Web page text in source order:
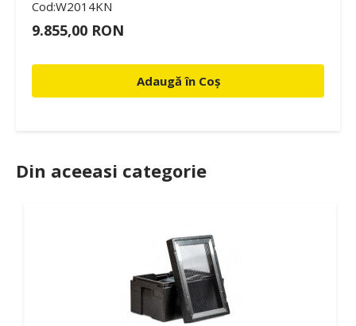
Cod:W2014KN
9.855,00 RON
Adaugă în Coș
Din aceeasi categorie